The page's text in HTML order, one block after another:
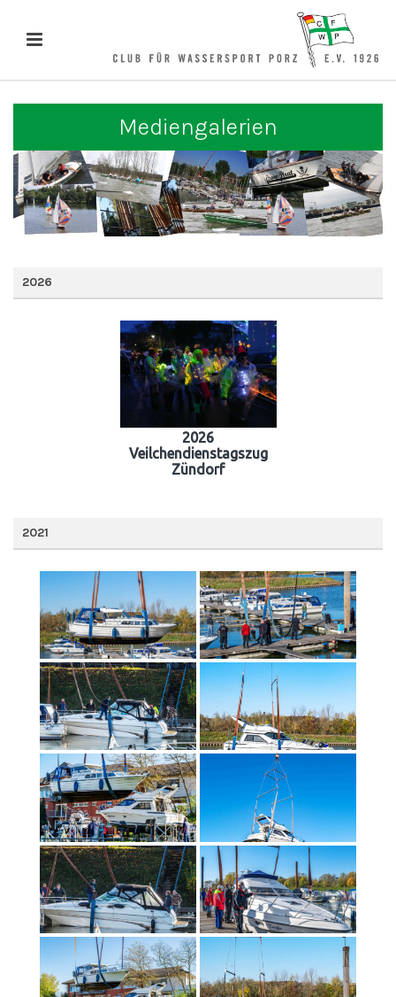
Mediengalerien
2026
2026
Veilchendienstagszug
Zündorf
2021